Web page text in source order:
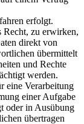
erfolgt.
Recht, zu erwirken,
direkt von
übermittelt
und Rechte
werden.
eine Verarbeitung
einer Aufgabe
oder in Ausübung
übertragen